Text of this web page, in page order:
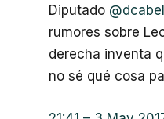
Diputado @
rumores sobre
derecha inventa
no sé qué cosa